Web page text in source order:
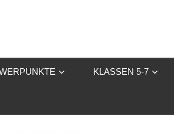
KLASSEN 5-7